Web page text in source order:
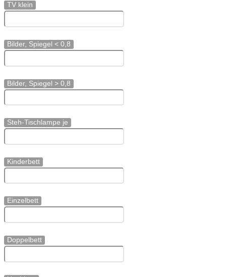
TV klein
Bilder, Spiegel < 0,8
Bilder, Spiegel > 0,8
Steh-Tischlampe je
Kinderbett
Einzelbett
Doppelbett